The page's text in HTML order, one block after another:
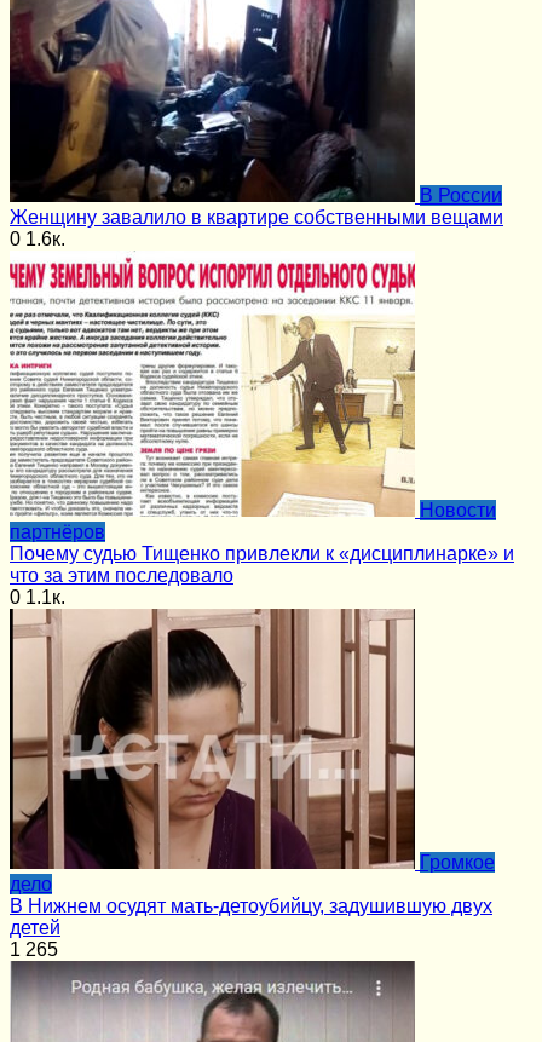
В России
Женщину завалило в квартире собственными вещами
0 1.6к.
Новости
партнёров
Почему судью Тищенко привлекли к «дисциплинарке» и
что за этим последовало
0 1.1к.
Громкое
дело
В Нижнем осудят мать-детоубийцу, задушившую двух
детей
1 265